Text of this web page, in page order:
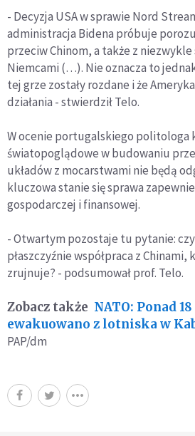
- Decyzja USA w sprawie Nord
administracja Bidena próbuje
przeciw Chinom, a także z niezwykle
Niemcami (…). Nie oznacza to
tej grze zostały rozdane i że
działania - stwierdził Telo.
W ocenie portugalskiego politologa
światopoglądowe w budowaniu
układów z mocarstwami nie będą
kluczowa stanie się sprawa
gospodarczej i finansowej.
- Otwartym pozostaje tu pytanie:
płaszczyźnie współpraca z
zrujnuje? - podsumował prof. Telo.
Zobacz także NATO: Ponad
ewakuowano z lotniska w
PAP/dm